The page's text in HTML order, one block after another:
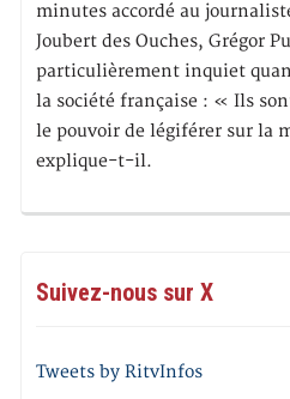
minutes accordé au
Joubert des Ouches, Grégor
particulièrement inquiet
la société française : « Ils
le pouvoir de légiférer sur la
explique-t-il.
Suivez-nous sur X
Tweets by RitvInfos